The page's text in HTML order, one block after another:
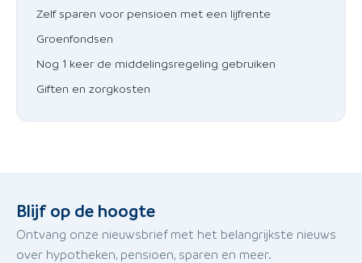
Zelf sparen voor pensioen met een lijfrente
Groenfondsen
Nog 1 keer de middelingsregeling gebruiken
Giften en zorgkosten
Blijf op de hoogte
Ontvang onze nieuwsbrief met het belangrijkste nieuws
over hypotheken, pensioen, sparen en meer.